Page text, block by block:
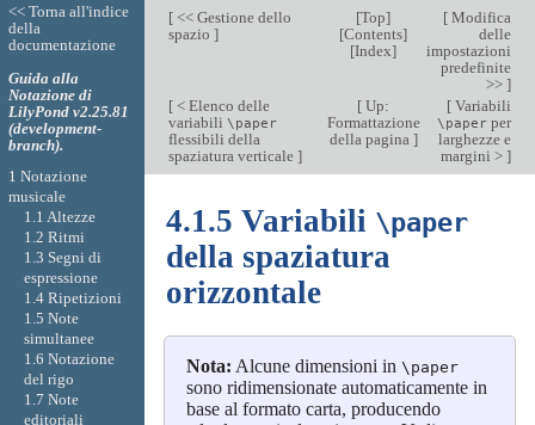
[<< Gestione dello
spazio ]
[Top]
[Contents]
[Index]
[Modifica
delle
impostazioni
predefinite
>> ]
[< Elenco delle
variabili \paper
flessibili della
spaziatura verticale ]
[ Up:
Formattazione
della pagina ]
[Variabili
\paperper
larghezze e
margini > ]
4.1.5 Variabili \paper
della spaziatura
orizzontale
Nota: Alcune dimensioni in \paper
sono ridimensionate automaticamente in
base al formato carta, producendo
<< Torna all'indice
della
documentazione
Guida alla
Notazione di
LilyPond v2.25.81
(development-
branch).
1 Notazione
musicale
1.1 Altezze
1.2 Ritmi
1.3 Segni di
espressione
1.4 Ripetizioni
1.5 Note
simultanee
1.6 Notazione
del rigo
1.7 Note
editoriali